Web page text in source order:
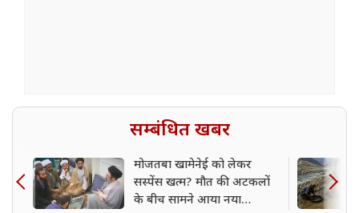
सम्बंधित खबर
मोजतबा खामेनेई को लेकर
सस्पेंस खत्म? मौत की अटकलों
के बीच सामने आया नया